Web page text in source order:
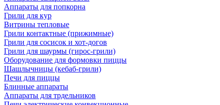
Аппараты для попкорна
Грили для кур
Витрины тепловые
Грили контактные (прижимные)
Грили для сосисок и хот-догов
Грили для шаурмы (гирос-грили)
Оборудование для формовки пиццы
Шашлычницы (кебаб-грили)
Печи для пиццы
Блинные аппараты
Аппараты для трдельников